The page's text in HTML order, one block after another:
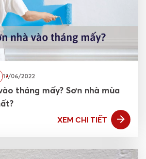
17/06/2022
tháng mấy? Sơn nhà mùa
XEM CHI TIẾT